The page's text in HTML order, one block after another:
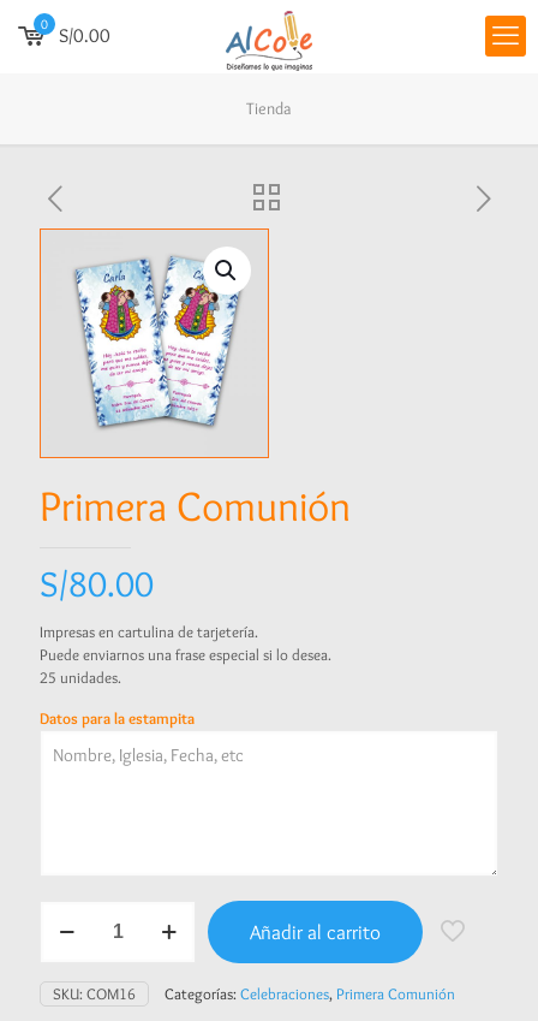
0 S/0.00
Tienda
Primera Comunión
S/80.00
Impresas en cartulina de tarjetería.
Puede enviarnos una frase especial si lo desea.
25 unidades.
Datos para la estampita
Comunión
Añadir al carrito
SKU: COM16 Categorías: Celebraciones, Primera Comunión